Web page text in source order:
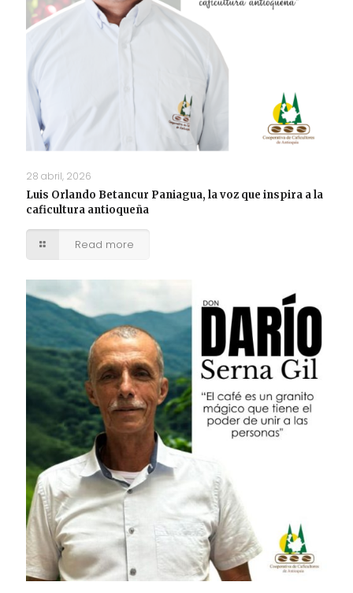
28 abril, 2026
Luis Orlando Betancur Paniagua, la voz que inspira a la
caficultura antioqueña
Read more